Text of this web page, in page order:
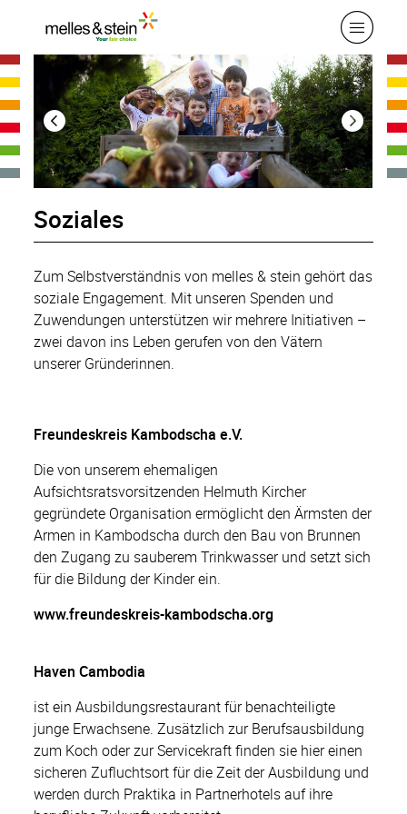
Soziales
Zum Selbstverständnis von melles & stein gehört das
soziale Engagement. Mit unseren Spenden und
Zuwendungen unterstützen wir mehrere Initiativen –
zwei davon ins Leben gerufen von den Vätern
unserer Gründerinnen.
Freundeskreis Kambodscha e.V.
Die von unserem ehemaligen
Aufsichtsratsvorsitzenden Helmuth Kircher
gegründete Organisation ermöglicht den Ärmsten der
Armen in Kambodscha durch den Bau von Brunnen
den Zugang zu sauberem Trinkwasser und setzt sich
für die Bildung der Kinder ein.
www.freundeskreis-kambodscha.org
Haven Cambodia
ist ein Ausbildungsrestaurant für benachteiligte
junge Erwachsene. Zusätzlich zur Berufsausbildung
zum Koch oder zur Servicekraft finden sie hier einen
sicheren Zufluchtsort für die Zeit der Ausbildung und
werden durch Praktika in Partnerhotels auf ihre